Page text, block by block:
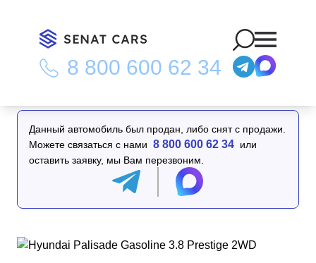
8 800 600 62 34
Главная Каталог/Hyundai Palisade Gasoline 3.8 Prestige 2WD
Данный автомобиль был продан, либо снят с продажи.
Можете связаться с нами 8 800 600 62 34 или
оставить заявку, мы Вам перезвоним.